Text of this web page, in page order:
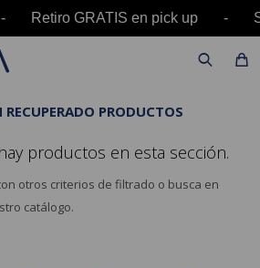
- Retiro GRATIS en pick
PRODUCTOS
productos en esta sección.
otros criterios de filtrado o busca en
catálogo.